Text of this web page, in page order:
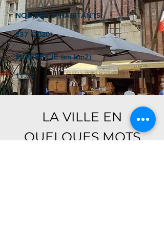
NOMBRE D'HABITANTS
237 (2020)
SUPERFICIE (en km2)
11,07
LA VILLE EN
QUELQUES MOTS